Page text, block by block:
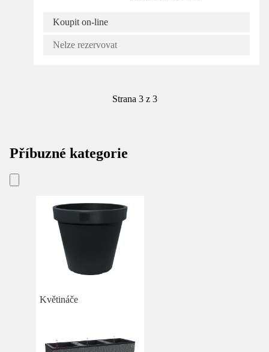
Koupit on-line
Nelze rezervovat
Strana 3 z 3
Příbuzné kategorie
Květináče